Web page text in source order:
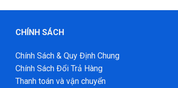
CHÍNH SÁCH
Chính Sách & Quy Định Chung
Chính Sách Đổi Trả Hàng
Thanh toán và vận chuyển